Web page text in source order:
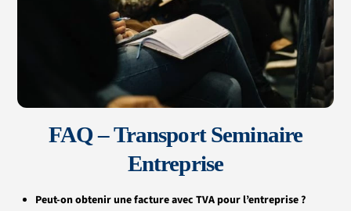
FAQ – Transport Seminaire
Entreprise
Peut-on obtenir une facture avec TVA pour l’entreprise ?